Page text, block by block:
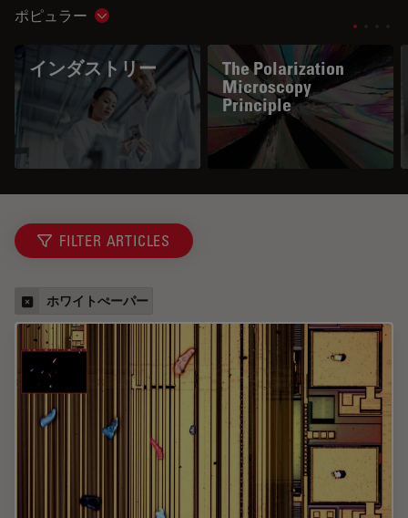
ポピュラー Show subnavigation
インダストリー
The Polarization
Microscopy
Principle
FILTER ARTICLES
ホワイトぺーパー